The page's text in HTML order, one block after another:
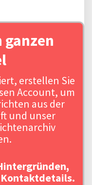
erstellen Sie
Account, um
aus der
und unser